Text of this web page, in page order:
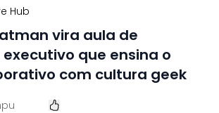
Hub
vira aula de
que ensina o
com cultura geek